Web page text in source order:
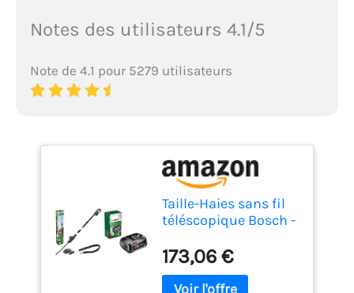
Notes des utilisateurs 4.1/5
Note de 4.1 pour 5279 utilisateurs
Taille-Haies sans fil
téléscopique Bosch -
18 (1 Batterie 18 V 2,5
Ah, Chargeur,
Longueur de lame 43
173,06 €